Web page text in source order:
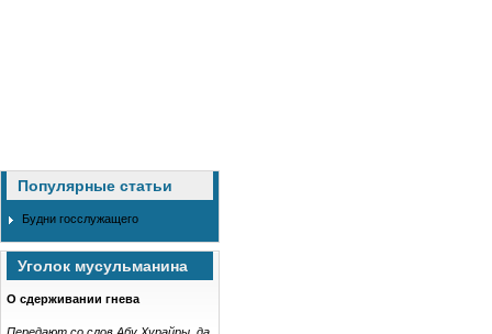
Популярные статьи
Будни госслужащего
Уголок мусульманина
О сдерживании гнева
Передают со слов Абу Хурайры, да